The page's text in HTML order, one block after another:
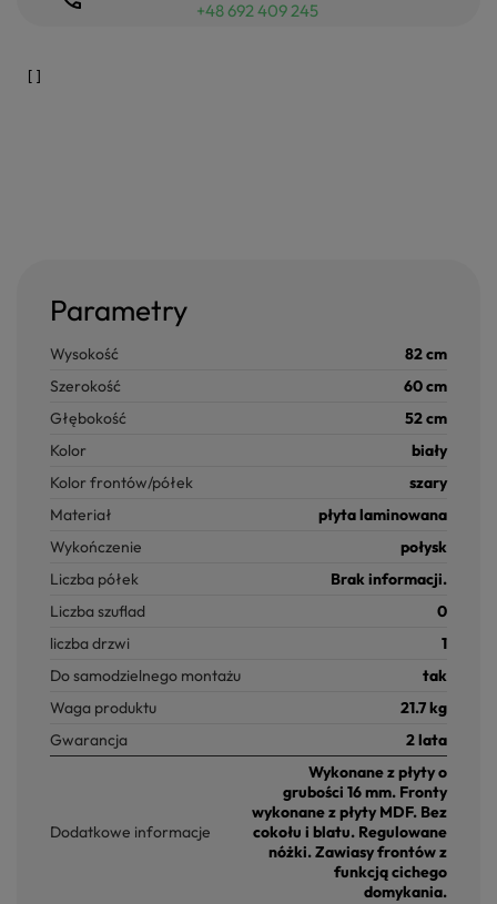
+48 692 409 245
Parametry
Wysokość
82 cm
Szerokość
60 cm
Głębokość
52 cm
Kolor
biały
Kolor frontów/półek
szary
Materiał
płyta laminowana
Wykończenie
połysk
Liczba półek
Brak informacji.
Liczba szuflad
0
liczba drzwi
1
Do samodzielnego montażu
tak
Waga produktu
21.7 kg
Gwarancja
2 lata
Dodatkowe informacje
Wykonane z płyty o
grubości 16 mm. Fronty
wykonane z płyty MDF. Bez
cokołu i blatu. Regulowane
nóżki. Zawiasy frontów z
funkcją cichego
domykania.